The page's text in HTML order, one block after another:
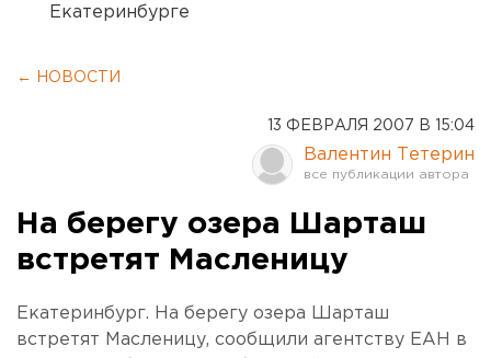
Екатеринбурге
← НОВОСТИ
13 ФЕВРАЛЯ 2007 В 15:04
Валентин Тетерин
На берегу озера Шарташ
встретят Масленицу
Екатеринбург. На берегу озера Шарташ
встретят Масленицу, сообщили агентству ЕАН в